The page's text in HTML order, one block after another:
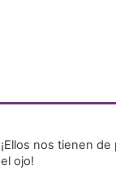
¡Ellos nos tienen
el ojo!